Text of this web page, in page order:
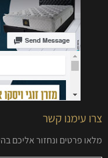
צרו עימנו קשר
מלאו פרטים ונחזור אליכם